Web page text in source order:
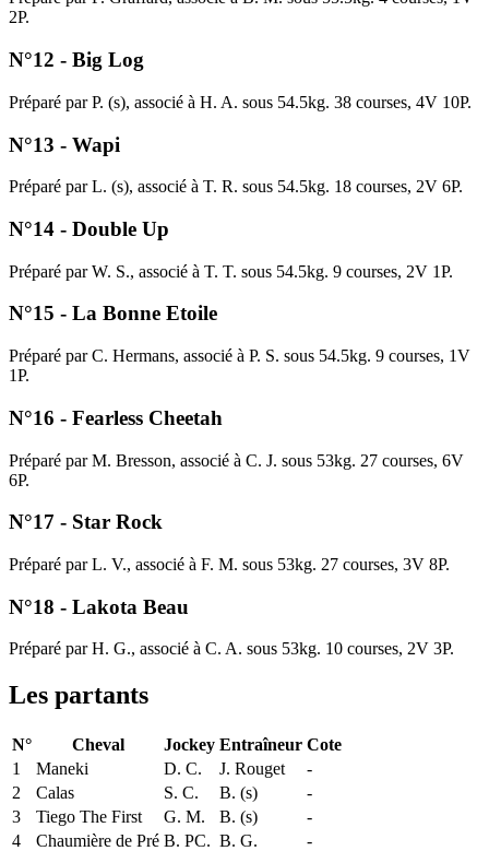
2P.
N°12 - Big Log
Préparé par P. (s), associé à H. A. sous 54.5kg. 38 courses, 4V 10P.
N°13 - Wapi
Préparé par L. (s), associé à T. R. sous 54.5kg. 18 courses, 2V 6P.
N°14 - Double Up
Préparé par W. S., associé à T. T. sous 54.5kg. 9 courses, 2V 1P.
N°15 - La Bonne Etoile
Préparé par C. Hermans, associé à P. S. sous 54.5kg. 9 courses, 1V
1P.
N°16 - Fearless Cheetah
Préparé par M. Bresson, associé à C. J. sous 53kg. 27 courses, 6V
6P.
N°17 - Star Rock
Préparé par L. V., associé à F. M. sous 53kg. 27 courses, 3V 8P.
N°18 - Lakota Beau
Préparé par H. G., associé à C. A. sous 53kg. 10 courses, 2V 3P.
Les partants
N° Cheval Jockey Entraîneur Cote
1
Maneki D. C. J. Rouget
-
2
Calas S. C. B. (s)
-
3
Tiego The First G. M. B. (s)
-
4
Chaumière de Pré B. PC. B. G. -